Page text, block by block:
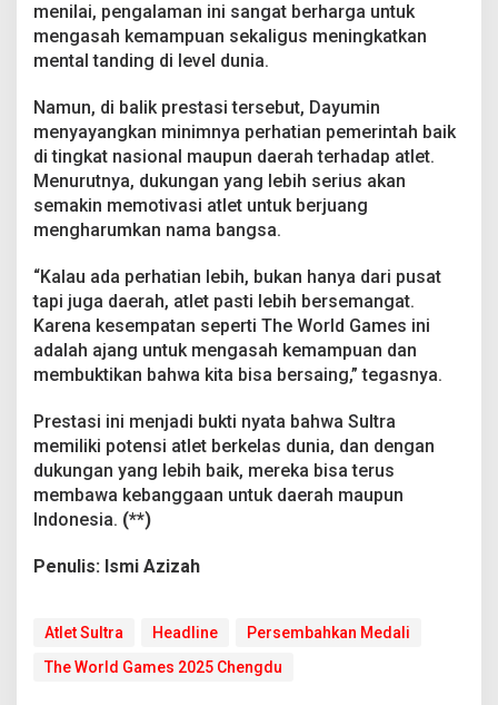
menilai, pengalaman ini sangat berharga untuk
mengasah kemampuan sekaligus meningkatkan
mental tanding di level dunia.
Namun, di balik prestasi tersebut, Dayumin
menyayangkan minimnya perhatian pemerintah baik
di tingkat nasional maupun daerah terhadap atlet.
Menurutnya, dukungan yang lebih serius akan
semakin memotivasi atlet untuk berjuang
mengharumkan nama bangsa.
“Kalau ada perhatian lebih, bukan hanya dari pusat
tapi juga daerah, atlet pasti lebih bersemangat.
Karena kesempatan seperti The World Games ini
adalah ajang untuk mengasah kemampuan dan
membuktikan bahwa kita bisa bersaing,” tegasnya.
Prestasi ini menjadi bukti nyata bahwa Sultra
memiliki potensi atlet berkelas dunia, dan dengan
dukungan yang lebih baik, mereka bisa terus
membawa kebanggaan untuk daerah maupun
Indonesia. (**)
Penulis: Ismi Azizah
Atlet Sultra Headline
Persembahkan Medali
The World Games 2025 Chengdu